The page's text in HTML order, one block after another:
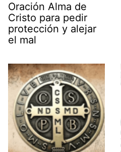
Oración Alma de
Cristo para pedir
protección y alejar
el mal